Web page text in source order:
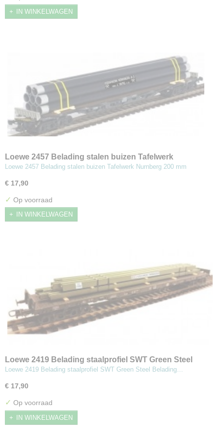
IN WINKELWAGEN
Loewe 2457 Belading stalen buizen Tafelwerk
Nurnberg 200 mm
Loewe 2457 Belading stalen buizen Tafelwerk Nurnberg 200 mm
€ 17,90
✓ Op voorraad
IN WINKELWAGEN
Loewe 2419 Belading staalprofiel SWT Green Steel
Loewe 2419 Belading staalprofiel SWT Green Steel Belading…
€ 17,90
✓ Op voorraad
IN WINKELWAGEN